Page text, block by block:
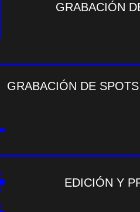
GRABACIÓN
GRABACIÓN DE
EDICIÓN Y